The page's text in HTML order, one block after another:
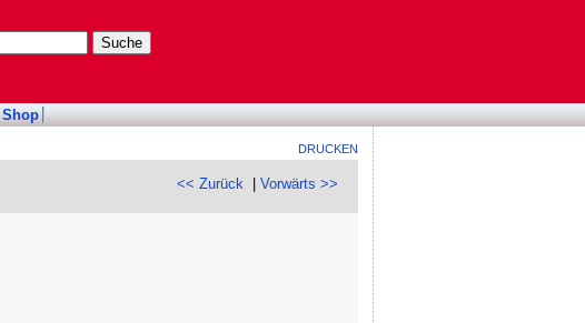
Shop
DRUCKEN
<< Zurück |Vorwärts >>